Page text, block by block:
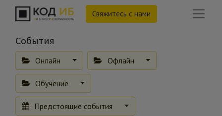
Свяжитесь с нами
События
Онлайн Офлайн
Обучение
Предстоящие события